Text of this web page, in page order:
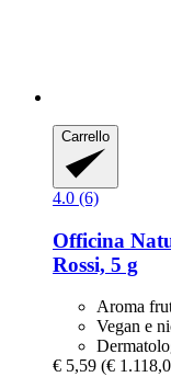
Carrello
4.0 (6)
Officina
Rossi, 5 g
Aroma
Vegan e
€ 5,59 (€